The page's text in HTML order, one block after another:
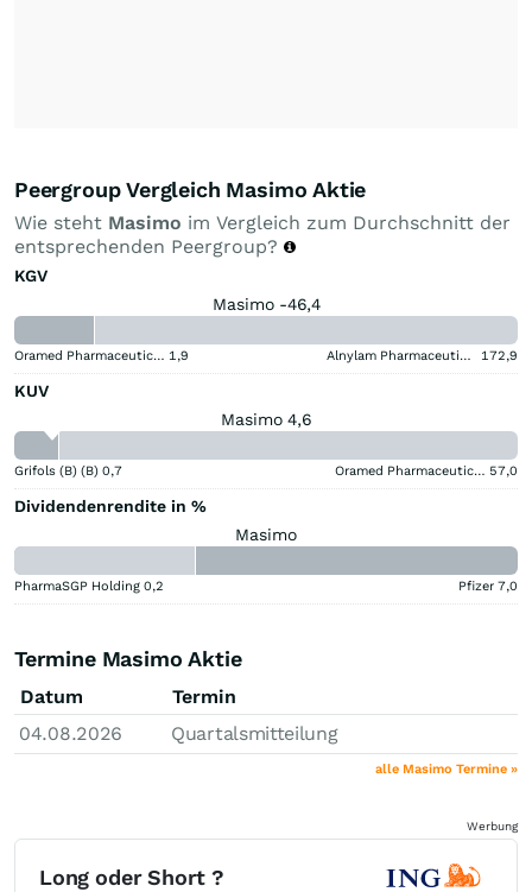
Peergroup Vergleich Masimo Aktie
Wie steht Masimo im Vergleich zum Durchschnitt der
entsprechenden Peergroup?
KGV
Masimo -46,4
Oramed Pharmaceuticals 1,9 Alnylam Pharmaceuticals 172,9
KUV
Masimo 4,6
Grifols (B) (B) 0,7 Oramed Pharmaceuticals 57,0
Dividendenrendite in %
Masimo
PharmaSGP Holding 0,2 Pfizer 7,0
Termine Masimo Aktie
Datum
Termin
04.08.2026
Quartalsmitteilung
alle Masimo Termine »
Werbung
Long oder Short ?